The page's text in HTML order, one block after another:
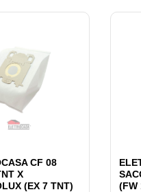
CF 08
X
(EX 7 TNT)
(FW